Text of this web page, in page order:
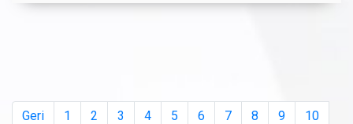
Geri 1 2 3 4 5 6 7 8 9
10